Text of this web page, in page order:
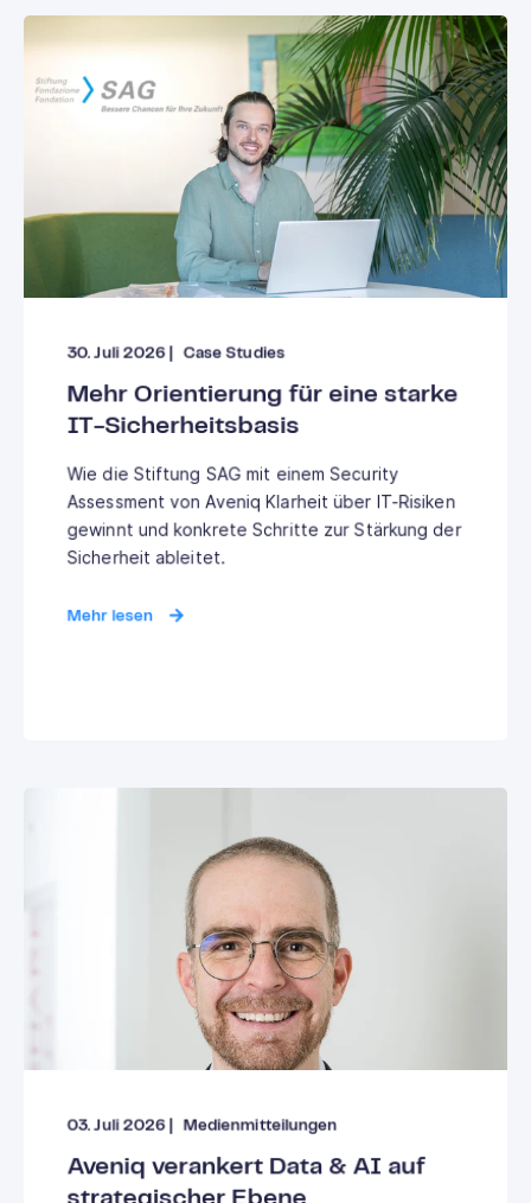
30. Juli 2026| Case Studies
Mehr Orientierung für eine starke
IT-Sicherheitsbasis
Wie die Stiftung SAG mit einem Security
Assessment von Aveniq Klarheit über IT-Risiken
gewinnt und konkrete Schritte zur Stärkung der
Sicherheit ableitet.
Mehr lesen
03. Juli 2026| Medienmitteilungen
Aveniq verankert Data & AI auf